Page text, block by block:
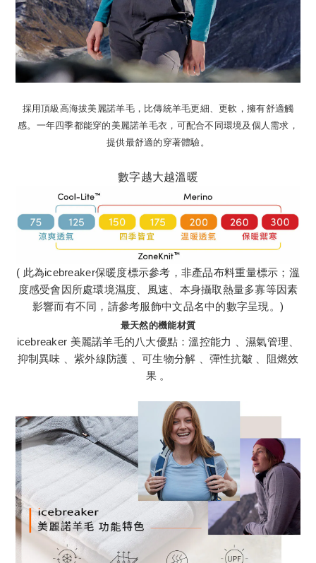
採用頂級高海拔美麗諾羊毛，比傳統羊毛更細、更軟，擁有舒適觸
感。一年四季都能穿的美麗諾羊毛衣，可配合不同環境及個人需求，
提供最舒適的穿著體驗。
數字越大越溫暖
( 此為icebreaker保暖度標示參考，非產品布料重量標示；溫
度感受會因所處環境濕度、風速、本身攝取熱量多寡等因素
影響而有不同，請參考服飾中文品名中的數字呈現。)
最天然的機能材質
icebreaker 美麗諾羊毛的八大優點：溫控能力 、濕氣管理、
抑制異味 、紫外線防護 、可生物分解 、彈性抗皺 、阻燃效
果 。